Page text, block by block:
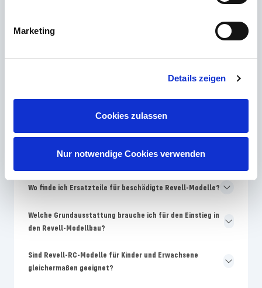
Marketing
Details zeigen
Cookies zulassen
Nur notwendige Cookies verwenden
Welches Revell Skill-Level ist für Modellbau-Anfänger am
Bausätze?
Wo finde ich Ersatzteile für beschädigte Revell-Modelle?
Welche Grundausstattung brauche ich für den Einstieg in
den Revell-Modellbau?
Sind Revell-RC-Modelle für Kinder und Erwachsene
gleichermaßen geeignet?